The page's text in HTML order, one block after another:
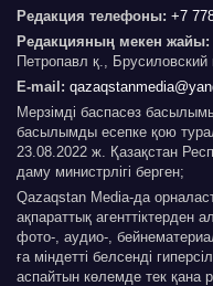
Редакция телефоны: +7
Редакцияның мекен жайы:
Петропавл қ., Брусиловский
E-mail:
Мерзімді баспасөз
басылымды есепке қою
23.08.2022 ж. Қазақстан
даму министрлігі берген;
Qazaqstan Media-да
ақпараттық агенттіктерден
фото-, аудио-,
ға міндетті белсенді
аспайтын көлемде тек қана